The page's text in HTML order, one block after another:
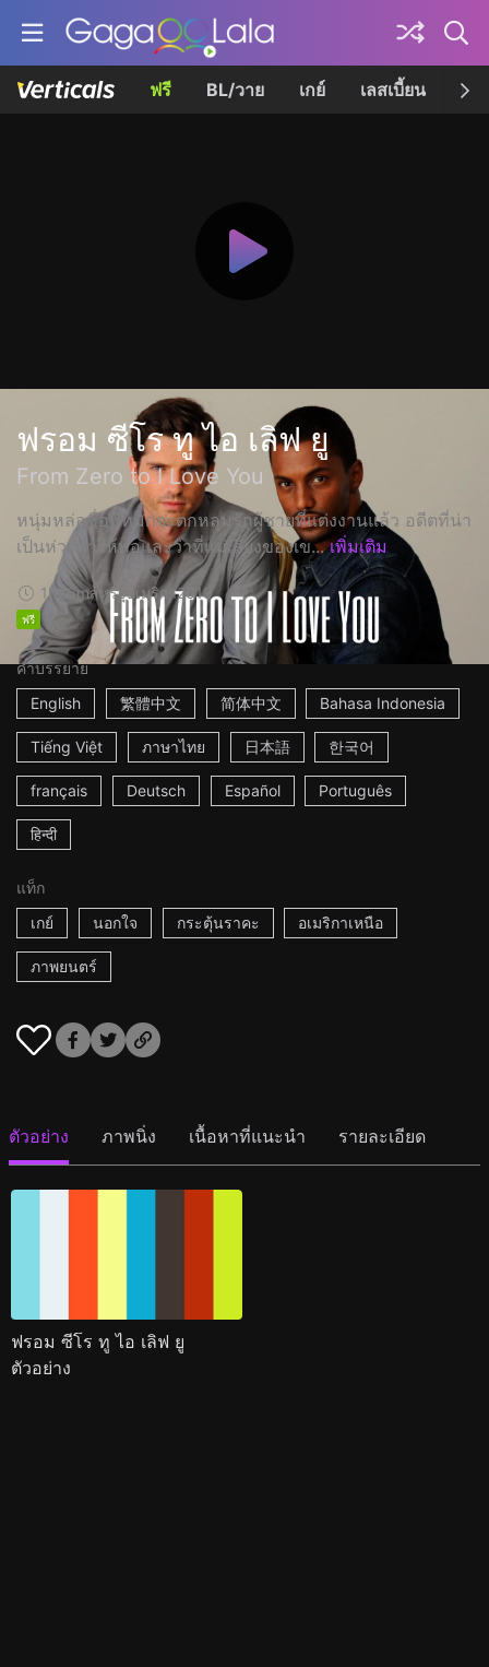
ฟรี BL/วาย เกย์ เลสเบี้ยน เค
ฟรอม ซีโร ทู ไอ เลิฟ ยู
From Zero to I Love You
หนุ่มหล่อชื่อพีทมักจะตกหลุมรักผู้ชายที่แต่งงานแล้ว อดีตที่น่า
เป็นห่วงทำให้พ่อและว่าที่แม่เลี้ยงของเข... เพิ่มเติม
1h46mสหรัฐอเมริกา2019
ฟรี
คำบรรยาย
English
繁體中文 简体中文 Bahasa Indonesia
Tiếng Việt ภาษาไทย 日本語 한국어
français Deutsch Español Português
हिन्दी
แท็ก
เกย์
นอกใจ กระตุ้นราคะ อเมริกาเหนือ
ภาพยนตร์
ตัวอย่าง ภาพนิ่ง เนื้อหาที่แนะนำ รายละเอียด
ฟรอม ซีโร ทู ไอ เลิฟ ยู
ตัวอย่าง